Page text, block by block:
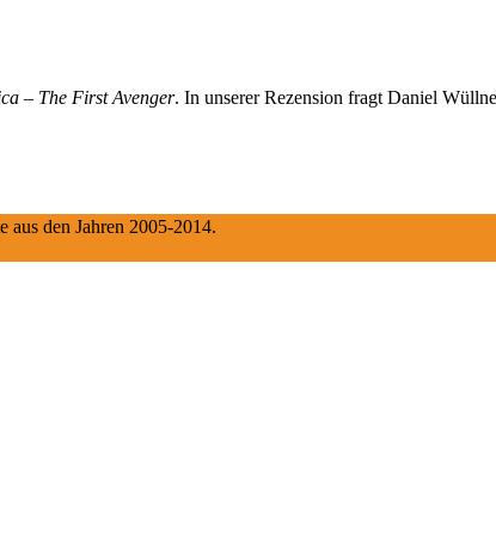
– The First Avenger. In unserer Rezension fragt Daniel
den Jahren 2005-2014.